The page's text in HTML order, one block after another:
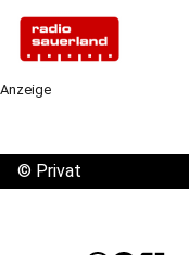
Anzeige
© Privat